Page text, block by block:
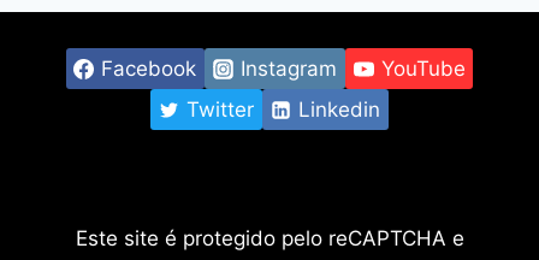
BOTAFOGO
Facebook Instagram
YouTube
Twitter
Linkedin
Este site é protegido pelo reCAPTCHA e